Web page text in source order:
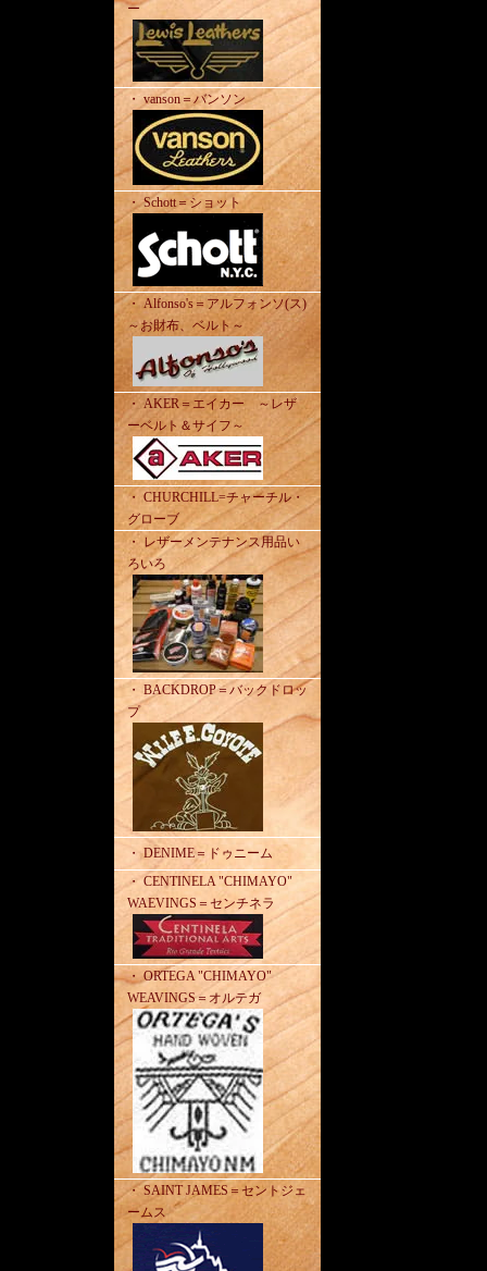
ー
・ vanson＝バンソン
・ Schott＝ショット
・ Alfonso's＝アルフォンソ(ス)
～お財布、ベルト～
・ AKER＝エイカー ～レザ
ーベルト＆サイフ～
・ CHURCHILL=チャーチル・
グローブ
・ レザーメンテナンス用品い
ろいろ
・ BACKDROP＝バックドロッ
プ
・ DENIME＝ドゥニーム
・ CENTINELA "CHIMAYO"
WAEVINGS＝センチネラ
・ ORTEGA "CHIMAYO"
WEAVINGS＝オルテガ
・ SAINT JAMES＝セントジェ
ームス